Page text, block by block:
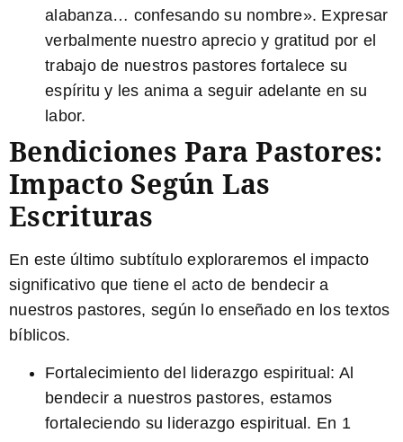
alabanza… confesando su nombre». Expresar
verbalmente nuestro aprecio y gratitud por el
trabajo de nuestros pastores fortalece su
espíritu y les anima a seguir adelante en su
labor.
Bendiciones Para Pastores:
Impacto Según Las
Escrituras
En este último subtítulo exploraremos el impacto
significativo que tiene el acto de bendecir a
nuestros pastores, según lo enseñado en los textos
bíblicos.
Fortalecimiento del liderazgo espiritual: Al
bendecir a nuestros pastores, estamos
fortaleciendo su liderazgo espiritual. En 1